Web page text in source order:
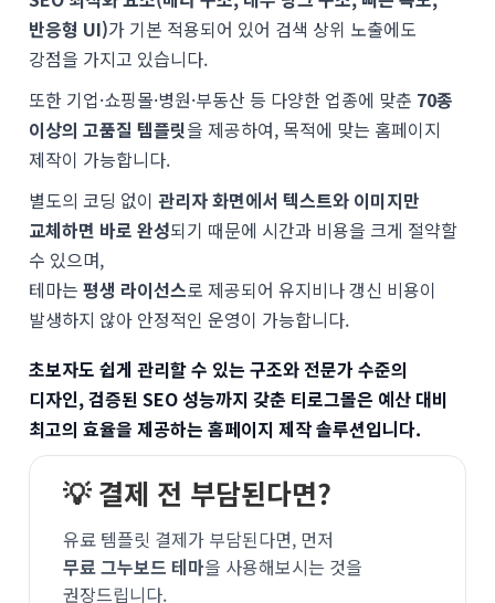
반응형 UI)가 기본 적용되어 있어 검색 상위 노출에도
강점을 가지고 있습니다.
또한 기업·쇼핑몰·병원·부동산 등 다양한 업종에 맞춘 70종
이상의 고품질 템플릿을 제공하여, 목적에 맞는 홈페이지
제작이 가능합니다.
별도의 코딩 없이 관리자 화면에서 텍스트와 이미지만
교체하면 바로 완성되기 때문에 시간과 비용을 크게 절약할
수 있으며,
테마는 평생 라이선스로 제공되어 유지비나 갱신 비용이
발생하지 않아 안정적인 운영이 가능합니다.
초보자도 쉽게 관리할 수 있는 구조와 전문가 수준의
디자인, 검증된 SEO 성능까지 갖춘 티로그몰은 예산 대비
최고의 효율을 제공하는 홈페이지 제작 솔루션입니다.
💡 결제 전 부담된다면?
유료 템플릿 결제가 부담된다면, 먼저
무료 그누보드 테마을 사용해보시는 것을
권장드립니다.